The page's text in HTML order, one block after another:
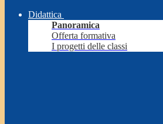
Didattica
Panoramica
Offerta formativa
I progetti delle classi